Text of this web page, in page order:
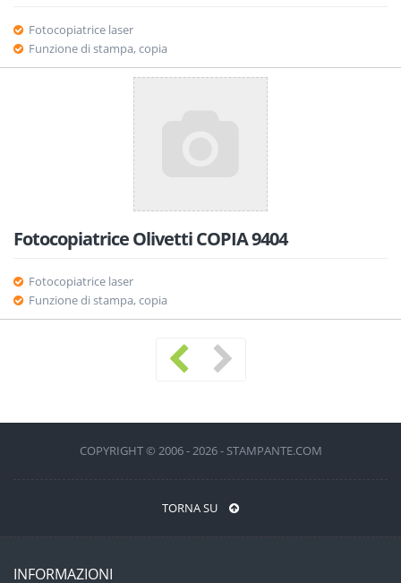
Fotocopiatrice laser
Funzione di stampa, copia
Fotocopiatrice Olivetti COPIA 9404
Fotocopiatrice laser
Funzione di stampa, copia
COPYRIGHT © 2006 - 2026 - STAMPANTE.COM
TORNA SU
INFORMAZIONI